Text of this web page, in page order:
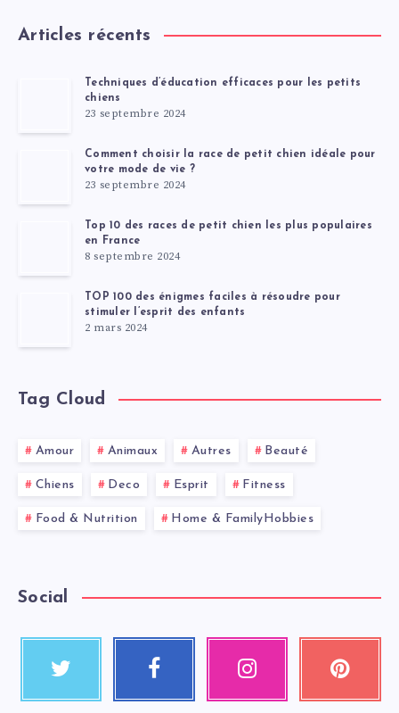
Articles récents
Techniques d’éducation efficaces pour les petits
chiens
23 septembre 2024
Comment choisir la race de petit chien idéale pour
votre mode de vie ?
23 septembre 2024
Top 10 des races de petit chien les plus populaires
en France
8 septembre 2024
TOP 100 des énigmes faciles à résoudre pour
stimuler l’esprit des enfants
2 mars 2024
Tag Cloud
Amour Animaux Autres Beauté
Chiens Deco Esprit Fitness
Food & Nutrition Home & FamilyHobbies
Social